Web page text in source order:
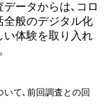
ータからは､コロ
全般のデジタル化
い体験を取り入れ
て､前回調査との回